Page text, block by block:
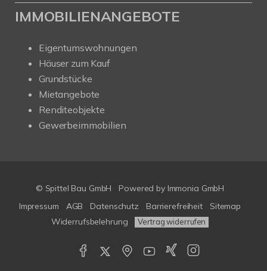
IMMOBILIENANGEBOTE
Eigentumswohnungen
Häuser zum Kauf
Grundstücke
Mietangebote
Renditeobjekte
Gewerbeimmobilien
© Spittel Bau GmbH Powered by Immonia GmbH
Impressum
AGB Datenschutz Barrierefreiheit
Sitemap
Widerrufsbelehrung
Vertrag widerrufen